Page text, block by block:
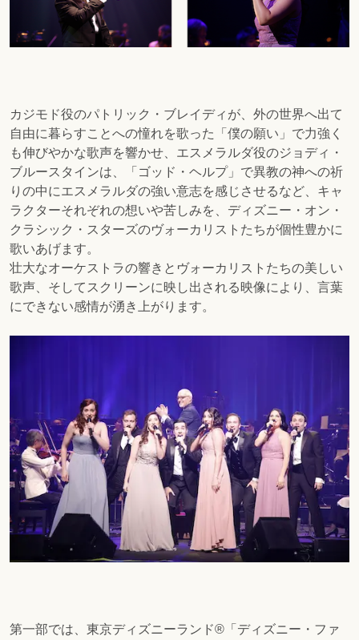
カジモド役のパトリック・ブレイディが、外の世界へ出て
自由に暮らすことへの憧れを歌った「僕の願い」で力強く
も伸びやかな歌声を響かせ、エスメラルダ役のジョディ・
ブルースタインは、「ゴッド・ヘルプ」で異教の神への祈
りの中にエスメラルダの強い意志を感じさせるなど、キャ
ラクターそれぞれの想いや苦しみを、ディズニー・オン・
クラシック・スターズのヴォーカリストたちが個性豊かに
歌いあげます。
壮大なオーケストラの響きとヴォーカリストたちの美しい
歌声、そしてスクリーンに映し出される映像により、言葉
にできない感情が湧き上がります。
第一部では、東京ディズニーランド®️「ディズニー・ファ